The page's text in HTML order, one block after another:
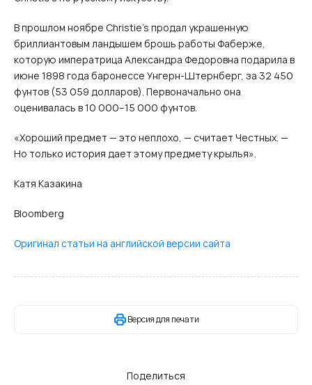
В прошлом ноябре Christie’s продал украшенную
бриллиантовым ландышем брошь работы Фаберже,
которую императрица Александра Федоровна подарила в
июне 1898 года баронессе Унгерн-Штернберг, за 32 450
фунтов (53 059 долларов). Первоначально она
оценивалась в 10 000–15 000 фунтов.
«Хороший предмет — это неплохо, — считает Честных. —
Но только история дает этому предмету крылья».
Катя Казакина
Bloomberg
Оригинал статьи на английской версии сайта
Версия для печати
Поделиться